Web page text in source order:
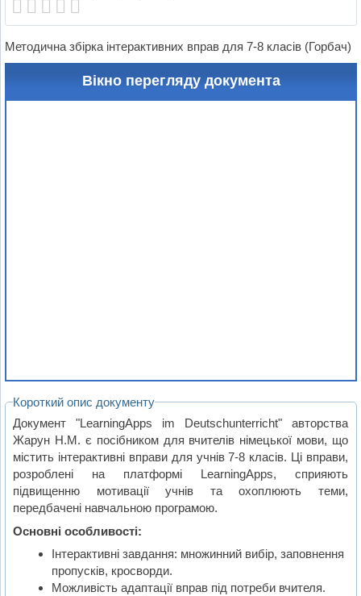
Методична збірка інтерактивних вправ для 7-8 класів (Горбач)
Вікно перегляду документа
Короткий опис документу
Документ "LearningApps im Deutschunterricht" авторства
Жарун Н.М. є посібником для вчителів німецької мови, що
містить інтерактивні вправи для учнів 7-8 класів. Ці вправи,
розроблені на платформі LearningApps, сприяють
підвищенню мотивації учнів та охоплюють теми,
передбачені навчальною програмою.
Основні особливості:
Інтерактивні завдання: множинний вибір, заповнення
пропусків, кросворди.
Можливість адаптації вправ під потреби вчителя.